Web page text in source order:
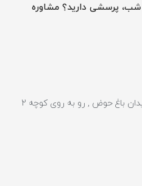
شنبه تا پنج شنبه 10 صبح تا 9 شب، پرسشی دارید؟ مشاوره
فارس - شیراز - بلوار زرهی , میدان باغ حوض , رو به روی کوچه 2